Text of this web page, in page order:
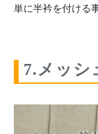
単に半衿を付ける
7.メッシ